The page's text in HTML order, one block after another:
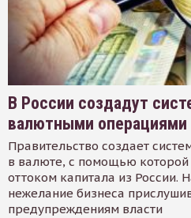
В России создадут
валютными операциями
Правительство создает
в валюте, с помощью которой
оттоком капитала из России.
нежелание бизнеса
предупреждениям власти